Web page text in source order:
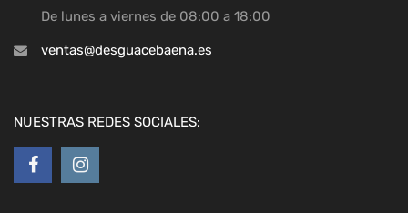
De lunes a viernes de 08:00 a 18:00
ventas@desguacebaena.es
NUESTRAS REDES SOCIALES: